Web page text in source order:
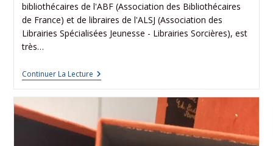
bibliothécaires de l'ABF (Association des Bibliothécaires
de France) et de libraires de l'ALSJ (Association des
Librairies Spécialisées Jeunesse - Librairies Sorcières), est
très…
Continuer La Lecture